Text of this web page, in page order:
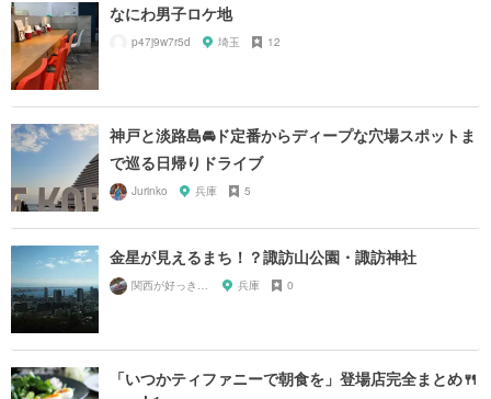
なにわ男子ロケ地
p47j9w7r5d 埼玉 12
神戸と淡路島🚘ド定番からディープな穴場スポットま
で巡る日帰りドライブ
Jurinko 兵庫 5
金星が見えるまち！？諏訪山公園・諏訪神社
兵庫 0
「いつかティファニーで朝食を」登場店完全まとめ🍴